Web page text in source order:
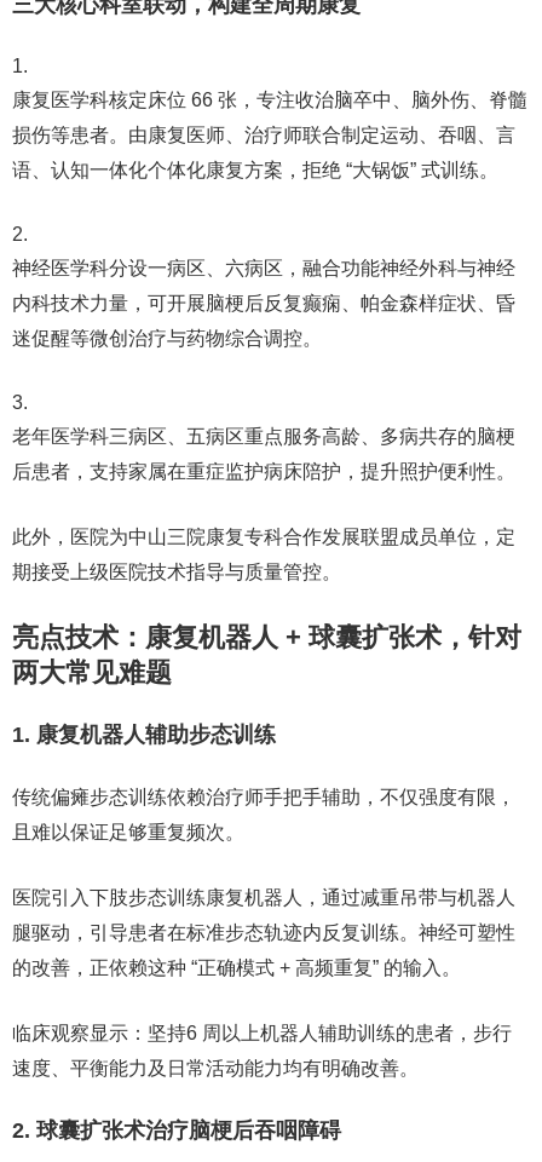
三大核心科室联动，构建全周期康复
康复医学科核定床位 66 张，专注收治脑卒中、脑外伤、脊髓
损伤等患者。由康复医师、治疗师联合制定运动、吞咽、言
语、认知一体化个体化康复方案，拒绝 “大锅饭” 式训练。
神经医学科分设一病区、六病区，融合功能神经外科与神经
内科技术力量，可开展脑梗后反复癫痫、帕金森样症状、昏
迷促醒等微创治疗与药物综合调控。
老年医学科三病区、五病区重点服务高龄、多病共存的脑梗
后患者，支持家属在重症监护病床陪护，提升照护便利性。
此外，医院为中山三院康复专科合作发展联盟成员单位 ，定
期接受上级医院技术指导与质量管控。
亮点技术：康复机器人 + 球囊扩张术，针对
两大常见难题
1. 康复机器人辅助步态训练
传统偏瘫步态训练依赖治疗师手把手辅助，不仅强度有限，
且难以保证足够重复频次。
医院引入 下肢步态训练康复机器人 ，通过减重吊带与机器人
腿驱动，引导患者在标准步态轨迹内反复训练。神经可塑性
的改善，正依赖这种 “正确模式 + 高频重复” 的输入。
临床观察显示：坚持6 周以上机器人辅助训练的患者， 步行
速度、平衡能力及日常活动能力均有明确改善。
2. 球囊扩张术治疗脑梗后吞咽障碍